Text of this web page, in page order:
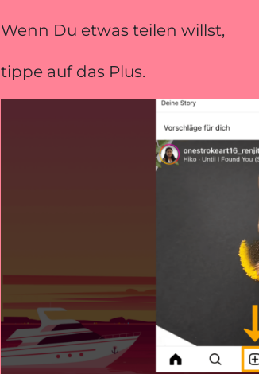
Wenn Du etwas teilen willst,
tippe auf das Plus.